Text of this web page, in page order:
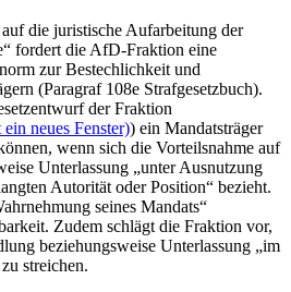
die juristische Aufarbeitung der
fordert die AfD-Fraktion eine
zur Bestechlichkeit und
(Paragraf 108e Strafgesetzbuch).
der Fraktion
neues Fenster)) ein Mandatsträger
wenn sich die Vorteilsnahme auf
Unterlassung „unter Ausnutzung
Autorität oder Position“ bezieht.
seines Mandats“
Zudem schlägt die Fraktion vor,
beziehungsweise Unterlassung „im
streichen.